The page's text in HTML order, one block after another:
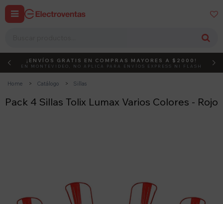
 
DEBUT ACTIVÁ EL CÓDIGO
¡ENVÍOS GRATIS EN COMPRAS MAYORES A $2000!
EN MONTEVIDEO, NO APLICA PARA ENVÍOS EXPRESS NI FLASH
Home Catálogo Sillas
Pack 4 Sillas Tolix Lumax Varios Colores - Rojo